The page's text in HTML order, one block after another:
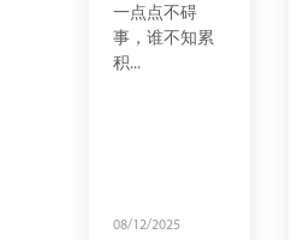
一点点不碍
事，谁不知累
积...
08/12/2025